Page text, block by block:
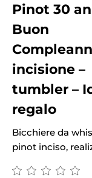
Pinot 30
Buon
incisione –
tumbler –
regalo
Bicchiere da
pinot inciso,